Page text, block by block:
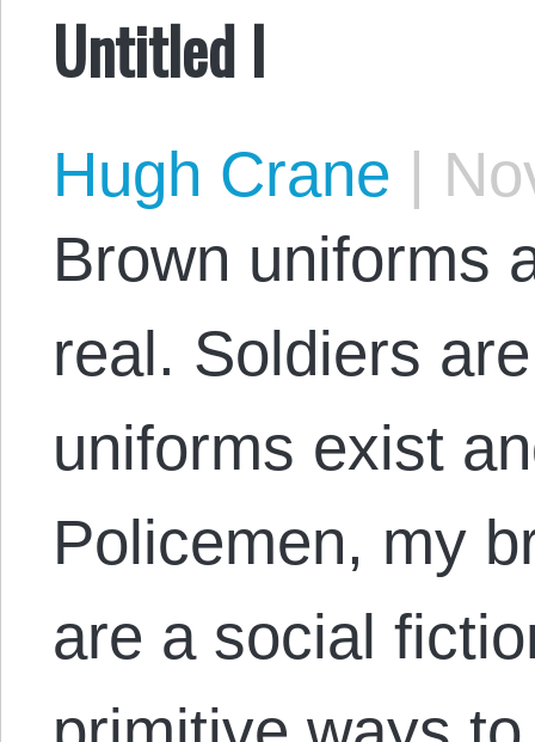
Untitled I
Hugh Crane |
Brown uniforms
real. Soldiers
uniforms exist
Policemen, my
are a social